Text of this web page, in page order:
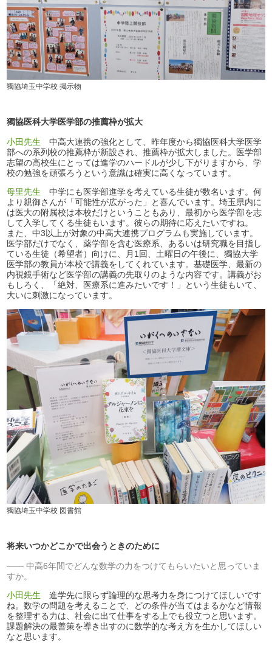
獨協埼玉中学校 掲示物
獨協医科大学医学部の推薦枠が拡大
小田先生 中高大連携の強化として、昨年度から獨協医科大学医学
部への系列校の推薦枠が新設され、推薦枠が拡大しました。医学部
志望の高校生にとっては進学のハードルが少し下がりますから、学
校の勉強を頑張ろうという意識は確実に高くなっています。
母里先生 中学にも医学部進学を考えている生徒が数名います。何
より親御さんが「可能性が広がった」と喜んでいます。埼玉県内に
は医大の附属校は本校だけということもあり、最初から医学部を志
して入学してくる生徒もいます。彼らの期待に応えたいですね。
また、中3以上が対象の中高大連携プログラムも実施しています。
医学部だけでなく、薬学部を含む医療系、あるいは研究職を目指し
ている生徒（希望者）向けに、月1回、土曜日の午後に、獨協大学
医学部の教員が本校で講義をしてくれています。基礎医学、最新の
内視鏡手術など医学部の講義の先取りのような内容です。講義がお
もしろく、「絶対、医療系に進みたいです！」という生徒もいて、
大いに刺激になっています。
獨協埼玉中学校 図書館
将来いつかどこかで出会うときのために
中高6年間でどんな数学の力をつけてもらいたいと思っていま
すか。
小田先生 進学先に限らず論理的な思考力を身につけてほしいです
ね。数学の問題を考えることで、どの条件が当てはまるかなど情報
を整理する力は、社会に出て仕事をする上でも役立つと思います。
課題解決の最善策を導き出すのに数学的な考え方を生かしてほしい
なと思います。